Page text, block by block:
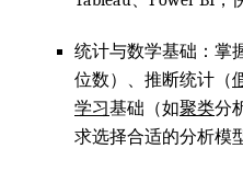
统计与数学基础：掌
位数）、推断统计（
学习基础（如聚类分
求选择合适的分析模